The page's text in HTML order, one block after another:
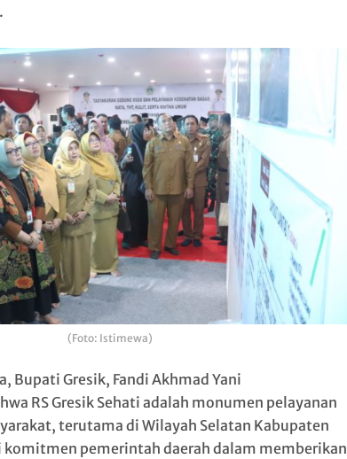
(Foto: Istimewa)
Bupati Gresik, Fandi Akhmad Yani
RS Gresik Sehati adalah monumen pelayanan
terutama di Wilayah Selatan Kabupaten
komitmen pemerintah daerah dalam memberikan